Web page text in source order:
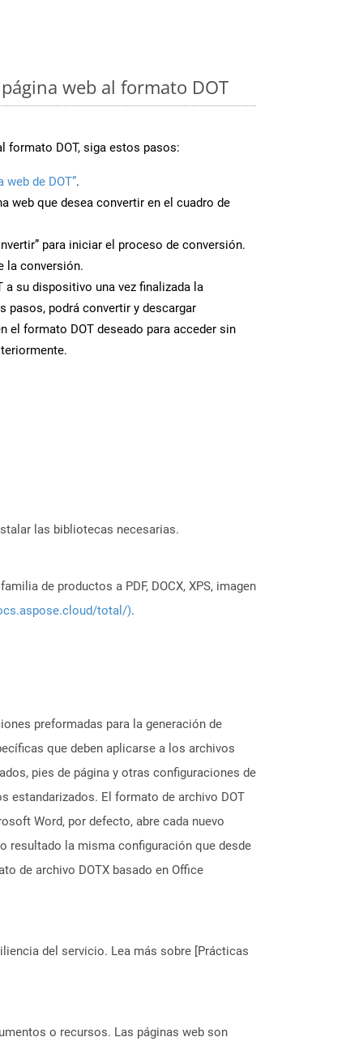
web al formato DOT
formato DOT, siga estos pasos:
web de DOT”.
web que desea convertir en el cuadro de
para iniciar el proceso de conversión.
la conversión.
a su dispositivo una vez finalizada la
pasos, podrá convertir y descargar
el formato DOT deseado para acceder sin
las bibliotecas necesarias.
de productos a PDF, DOCX, XPS, imagen
total/).
preformadas para la generación de
que deben aplicarse a los archivos
pies de página y otras configuraciones de
estandarizados. El formato de archivo DOT
Word, por defecto, abre cada nuevo
resultado la misma configuración que desde
de archivo DOTX basado en Office
del servicio. Lea más sobre [Prácticas
o recursos. Las páginas web son